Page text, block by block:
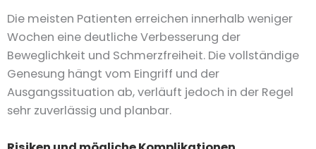
Die meisten Patienten erreichen innerhalb weniger
Wochen eine deutliche Verbesserung der
Beweglichkeit und Schmerzfreiheit. Die vollständige
Genesung hängt vom Eingriff und der
Ausgangssituation ab, verläuft jedoch in der Regel
sehr zuverlässig und planbar.